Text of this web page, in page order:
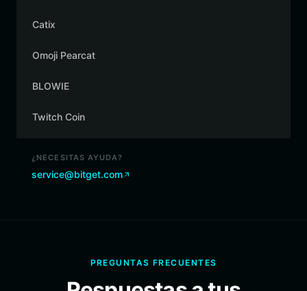
Catix
Omoji Pearcat
BLOWIE
Twitch Coin
¿NECESITAS AYUDA?
service@bitget.com
PREGUNTAS FRECUENTES